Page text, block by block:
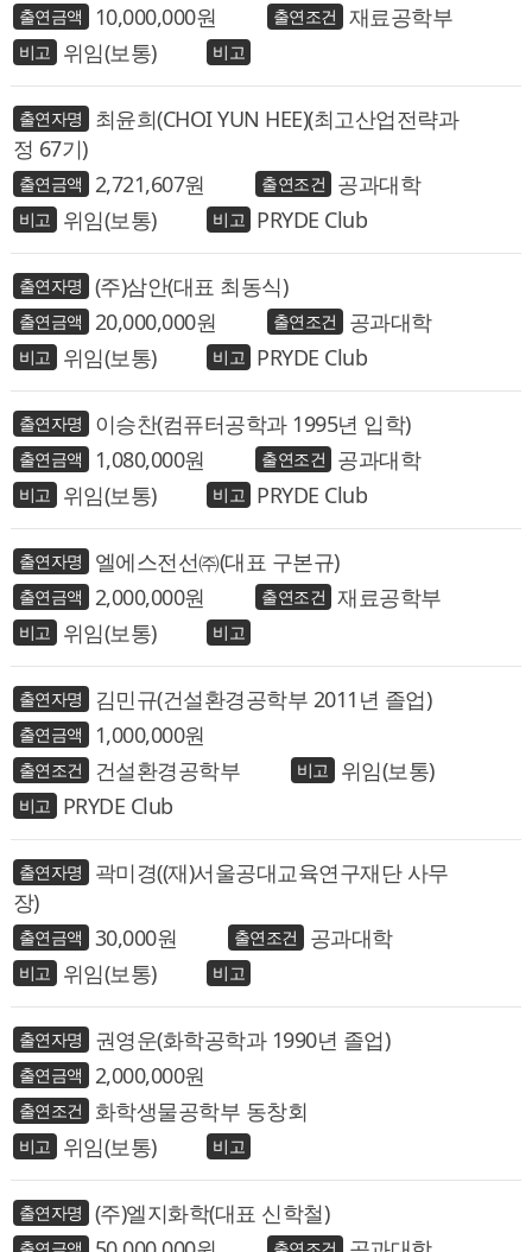
10,000,000
재료공학부
위임(보통)
최윤희(CHOI YUN HEE)(최고산업전략과
정 67기)
2,721,607
공과대학
위임(보통)
PRYDE Club
(주)삼안(대표 최동식)
20,000,000
공과대학
위임(보통)
PRYDE Club
이승찬(컴퓨터공학과 1995년 입학)
1,080,000
공과대학
위임(보통)
PRYDE Club
엘에스전선㈜(대표 구본규)
2,000,000
재료공학부
위임(보통)
김민규(건설환경공학부 2011년 졸업)
1,000,000
건설환경공학부
위임(보통)
PRYDE Club
곽미경((재)서울공대교육연구재단 사무
장)
30,000
공과대학
위임(보통)
권영운(화학공학과 1990년 졸업)
2,000,000
화학생물공학부 동창회
위임(보통)
(주)엘지화학(대표 신학철)